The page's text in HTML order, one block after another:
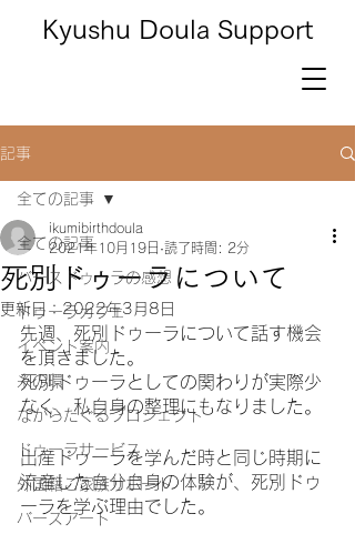
Kyushu Doula Support
記事
全ての記事
バースドゥーラの感想
ドゥーラカフェ
イベント案内
糸の環
ながらたぐるプロジェクト
ドゥーラサービス
外国籍ご家族サポート
バースアート
全ての記事
死別ドゥーラについて
ikumibirthdoula
2021年10月19日 読了時間: 2分
更新日：2022年3月8日
先週、死別ドゥーラについて話す機会
を頂きました。
死別ドゥーラとしての関わりが実際少
なく、私自身の整理にもなりました。
出産ドゥーラを学んだ時と同じ時期に
流産した自分自身の体験が、死別ドゥ
ーラを学ぶ理由でした。